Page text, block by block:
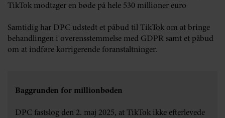
TikTok modtager en bøde på hele 530 millioner euro
Samtidig har DPC udstedt et påbud til TikTok om at bringe
behandlingen i overensstemmelse med GDPR samt et påbud
om at indføre korrigerende foranstaltninger.
Baggrunden for millionbøden
DPC fastslog den 2. maj 2025, at TikTok ikke efterlevede